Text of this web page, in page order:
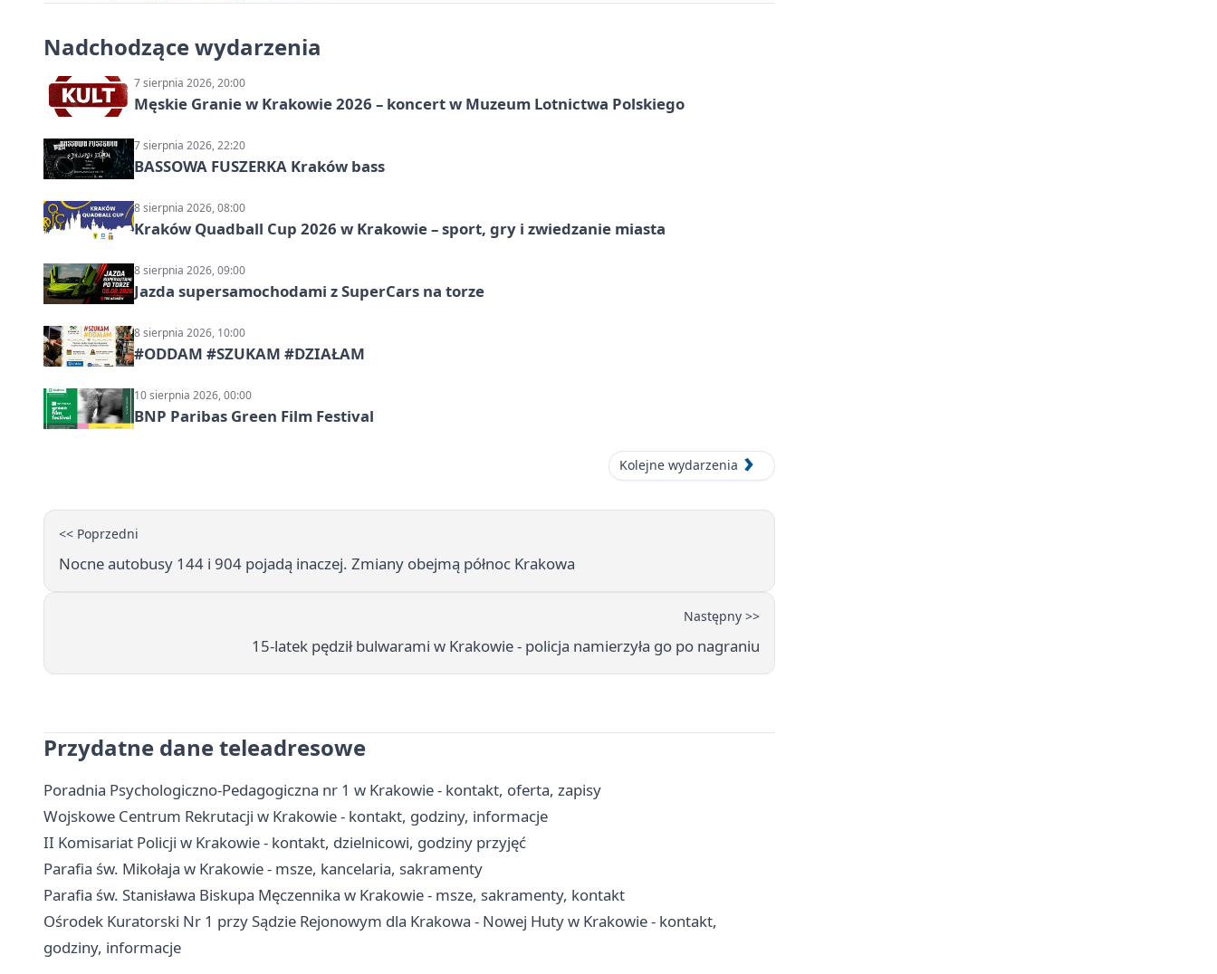
Nadchodzące wydarzenia
7 sierpnia 2026, 20:00
Męskie Granie w Krakowie 2026 – koncert w Muzeum Lotnictwa Polskiego
7 sierpnia 2026, 22:20
BASSOWA FUSZERKA Kraków bass
8 sierpnia 2026, 08:00
Kraków Quadball Cup 2026 w Krakowie – sport, gry i zwiedzanie miasta
8 sierpnia 2026, 09:00
Jazda supersamochodami z SuperCars na torze
8 sierpnia 2026, 10:00
#ODDAM #SZUKAM #DZIAŁAM
10 sierpnia 2026, 00:00
BNP Paribas Green Film Festival
Kolejne wydarzenia
<< Poprzedni
Nocne autobusy 144 i 904 pojadą inaczej. Zmiany obejmą północ Krakowa
Następny >>
15-latek pędził bulwarami w Krakowie - policja namierzyła go po nagraniu
Przydatne dane teleadresowe
Poradnia Psychologiczno-Pedagogiczna nr 1 w Krakowie - kontakt, oferta, zapisy
Wojskowe Centrum Rekrutacji w Krakowie - kontakt, godziny, informacje
II Komisariat Policji w Krakowie - kontakt, dzielnicowi, godziny przyjęć
Parafia św. Mikołaja w Krakowie - msze, kancelaria, sakramenty
Parafia św. Stanisława Biskupa Męczennika w Krakowie - msze, sakramenty, kontakt
Ośrodek Kuratorski Nr 1 przy Sądzie Rejonowym dla Krakowa - Nowej Huty w Krakowie - kontakt,
godziny, informacje